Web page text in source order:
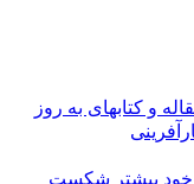
و کتابهای به روز
خود بیشتر شکست